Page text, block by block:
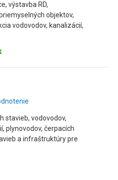
výstavba RD,
objektov,
vodovodov, kanalizácií,
stavieb, vodovodov,
plynovodov, čerpacích
a infraštruktúry pre